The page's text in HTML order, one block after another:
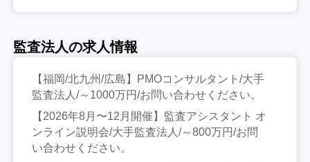
監査法人の求人情報
【福岡/北九州/広島】PMOコンサルタント/大手
監査法人/～1000万円/お問い合わせください。
【2026年8月〜12月開催】監査アシスタント オ
ンライン説明会/大手監査法人/～800万円/お問
い合わせください。